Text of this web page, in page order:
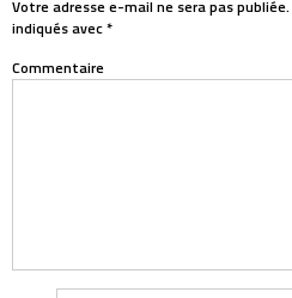
Votre adresse e-mail ne sera pas publiée.
indiqués avec*
Commentaire